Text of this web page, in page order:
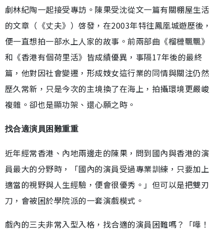
劇林紀陶一起接受專訪。陳果受沈從文一篇有關棚屋生活
的文章（《丈夫》）啓發，在2003年特往鳳凰城遊歷後，
便一直想拍一部水上人家的故事。前兩部曲《榴槤飄飄》
和《香港有個荷里活》皆成績優異，事隔17年後的最終
篇，他對因社會變遷，形成妓女這行業的同情與關注仍然
歷久常新，只是今次的主境換了在海上，拍攝環境更嚴峻
複雜。卻也是顯功架、還心願之時。
找合適演員困難重重
近年經常香港、內地兩邊走的陳果，問到國內與香港的演
員最大的分野時，「國內的演員受過專業訓練，只要加上
適當的視野與人生經驗，便會很優秀。」但可以是把雙刃
刀，會被困於學院派的一套演戲模式。
戲內的三夫非常入型入格，找合適的演員困難嗎？「嘩！